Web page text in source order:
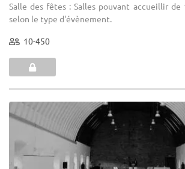
Salle des fêtes : Salles pouvant accueillir de
selon le type d'évènement.
10-450